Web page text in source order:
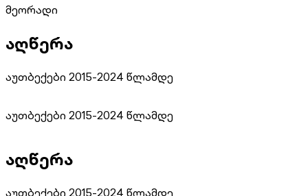
მეორადი
აღწერა
აუთბექები 2015-2024 წლამდე
აუთბექები 2015-2024 წლამდე
აღწერა